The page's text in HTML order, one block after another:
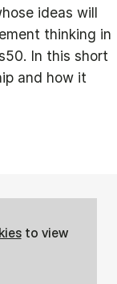
ideas will
thinking in
In this short
and how it
to view